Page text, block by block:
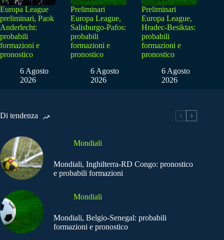
Europa League
preliminari, Paok
Anderlecht:
probabili
formazioni e
pronostico
6 Agosto
2026
Preliminari
Europa League,
Salisburgo-Pafos:
probabili
formazioni e
pronostico
6 Agosto
2026
Preliminari
Europa League,
Hradec-Besiktas:
probabili
formazioni e
pronostico
6 Agosto
2026
Di tendenza
Mondiali
Mondiali, Inghilterra-RD Congo: pronostico
e probabili formazioni
Mondiali
Mondiali, Belgio-Senegal: probabili
formazioni e pronostico